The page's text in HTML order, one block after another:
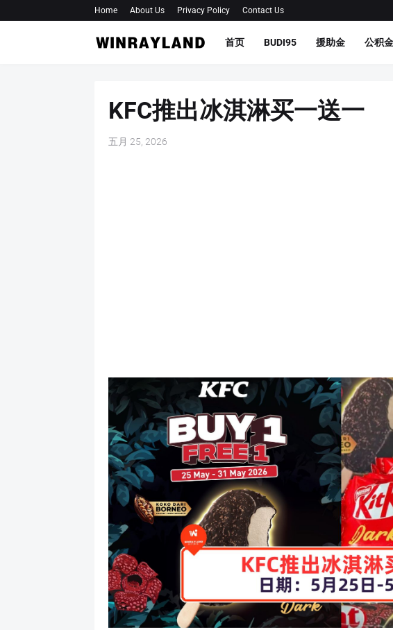
Home About Us Privacy Policy Contact Us
首页 BUDI95 援助金 公积金
KFC推出冰淇淋买一送一
五月 25, 2026